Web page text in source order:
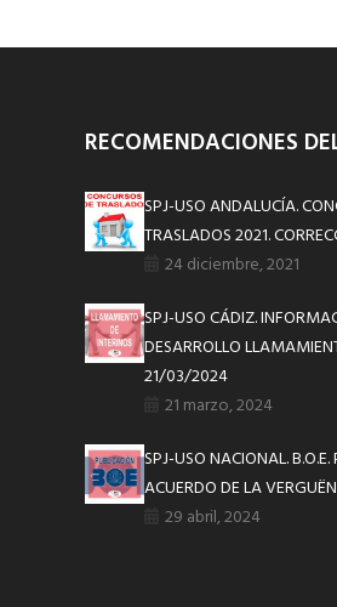
RECOMENDACIONES
SPJ-USO ANDALUCÍA.
TRASLADOS 2021.
24 diciembre, 2021
SPJ-USO CÁDIZ.
DESARROLLO
21/03/2024
21 marzo, 2024
SPJ-USO NACIONAL.
ACUERDO DE LA
29 abril, 2024